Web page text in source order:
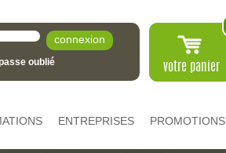
oublié votre panier
ENTREPRISES PROMOTIONS